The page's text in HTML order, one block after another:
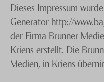
Dieses Impressum
Generator http://
der Firma Brunner
Kriens erstellt. Die
Medien, in Kriens